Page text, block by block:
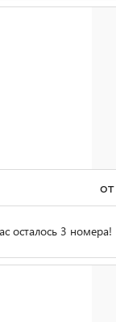
от
осталось 3 номера!